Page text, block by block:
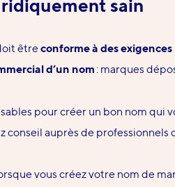
sain
êtreconforme à des exigences
d’un nom : marques
pour créer un bon nom qui
auprès de professionnels
vous créez votre nom de